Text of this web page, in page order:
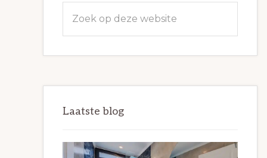
op
website
Laatste blog